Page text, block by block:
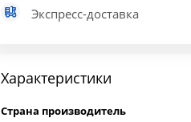
Экспресс-доставка
Характеристики
Страна производитель